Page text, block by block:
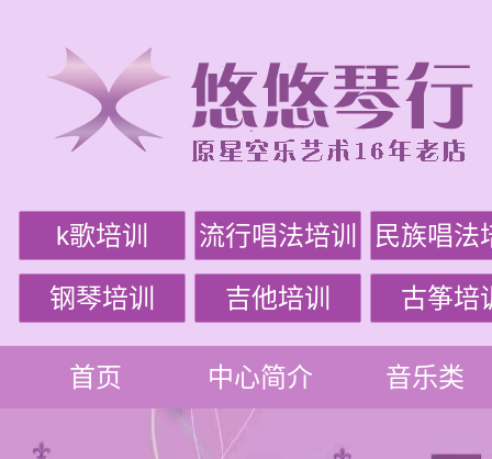
k歌培训 流行唱法培训 民族唱法
钢琴培训 吉他培训 古筝培
首页 中心简介 音乐类